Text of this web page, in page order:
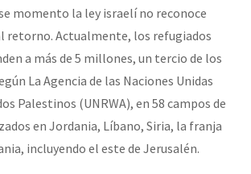
momento la ley israelí no reconoce
retorno. Actualmente, los refugiados
a más de 5 millones, un tercio de los
La Agencia de las Naciones Unidas
Palestinos (UNRWA), en 58 campos de
en Jordania, Líbano, Siria, la franja
incluyendo el este de Jerusalén.